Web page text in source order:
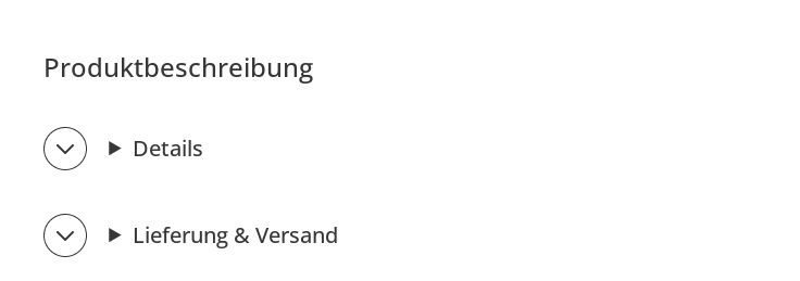
Produktbeschreibung
Details
Lieferung & Versand